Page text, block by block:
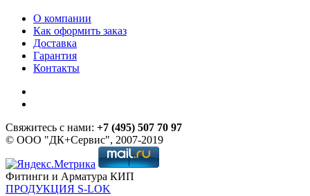
О компании
Как оформить заказ
Доставка
Гарантия
Контакты
Свяжитесь с нами: +7 (495) 507 70 97
© ООО "ДК+Сервис", 2007-2019
Фитинги и Арматура КИП
ПРОДУКЦИЯ S-LOK